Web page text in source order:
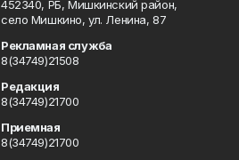
452340, РБ, Мишкинский район,
село Мишкино, ул. Ленина, 87
Рекламная служба
8(34749)21508
Редакция
8(34749)21700
Приемная
8(34749)21700